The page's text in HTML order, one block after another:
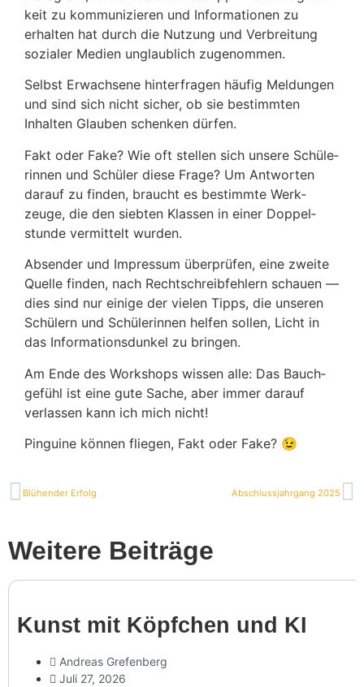
keit zu kommu­ni­zieren und Infor­ma­tionen zu
erhalten hat durch die Nutzung und Verbrei­tung
sozialer Medien unglaub­lich zugenommen.
Selbst Erwach­sene hinter­fragen häufig Meldungen
und sind sich nicht sicher, ob sie bestimmten
Inhalten Glauben schenken dürfen.
Fakt oder Fake? Wie oft stellen sich unsere Schü­le­
rinnen und Schüler diese Frage? Um Antworten
darauf zu finden, braucht es bestimmte Werk­
zeuge, die den siebten Klassen in einer Doppel­
stunde vermit­telt wurden.
Absender und Impressum über­prüfen, eine zweite
Quelle finden, nach Recht­schreib­feh­lern schauen —
dies sind nur einige der vielen Tipps, die unseren
Schü­lern und Schü­le­rinnen helfen sollen, Licht in
das Infor­ma­ti­ons­dunkel zu bringen.
Am Ende des Work­shops wissen alle: Das Bauch­
ge­fühl ist eine gute Sache, aber immer darauf
verlassen kann ich mich nicht!
Pinguine können fliegen, Fakt oder Fake? 😉
Blühender Erfolg Abschluss­jahr­gang 2025
Weitere Beiträge
Kunst mit Köpf­chen und KI
Andreas Grefenberg
Juli 27, 2026